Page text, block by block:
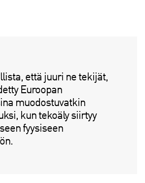
että juuri ne tekijät,
Euroopan
muodostuvatkin
kun tekoäly siirtyy
fyysiseen